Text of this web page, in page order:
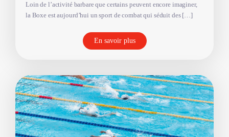
Loin de l’activité barbare que certains peuvent encore imaginer,
la Boxe est aujourd’hui un sport de combat qui séduit des […]
En savoir plus